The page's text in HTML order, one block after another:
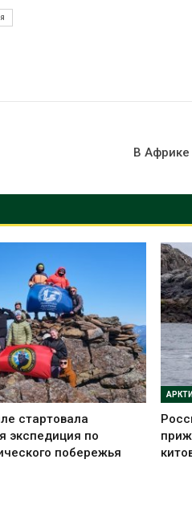
В Африке
стартовала
экспедиция по
побережья